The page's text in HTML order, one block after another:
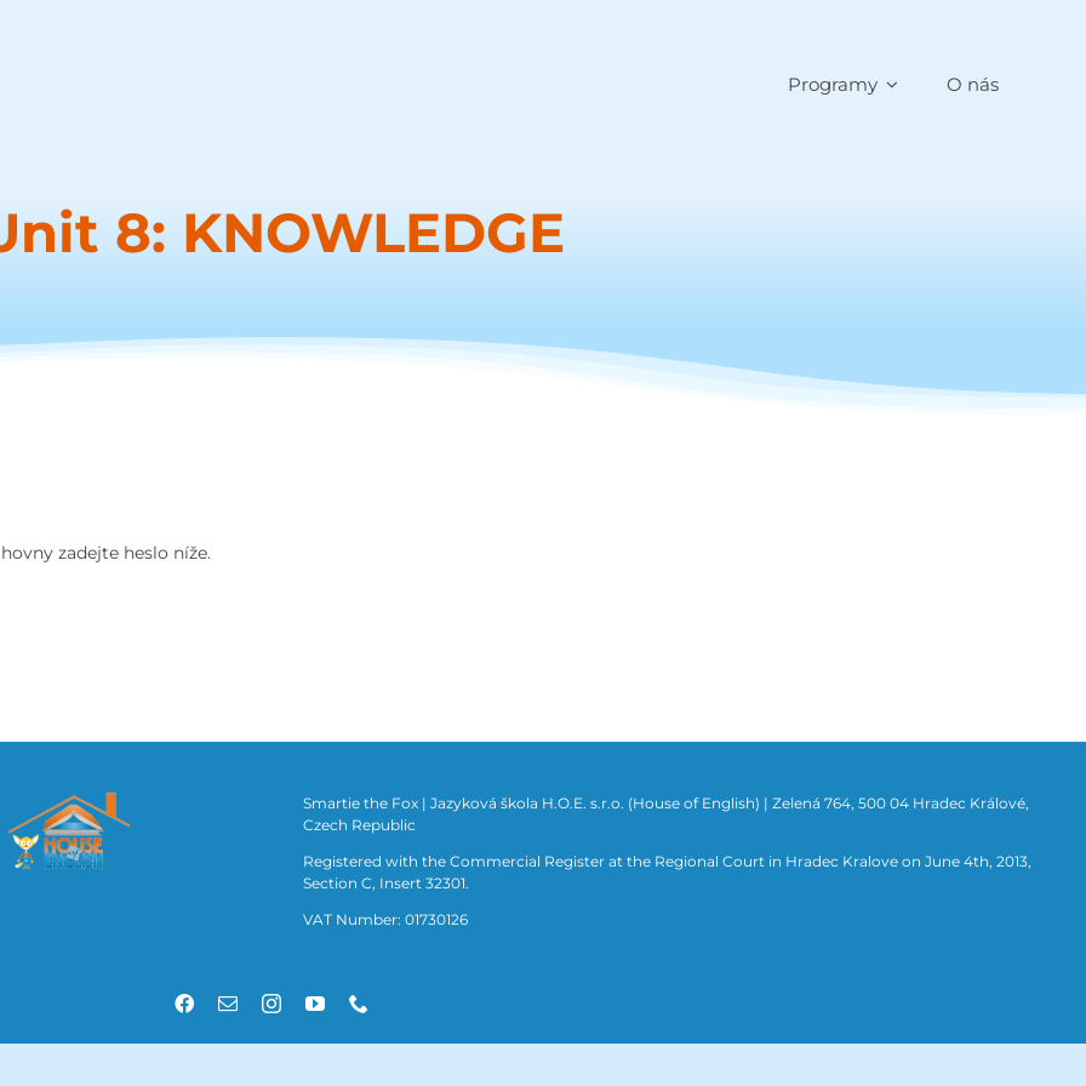
Programy O nás
8: KNOWLEDGE
zadejte heslo níže.
Smartie the Fox | Jazyková škola H.O.E. s.r.o. (House of English) | Zelená 764, 500 04 Hradec Králové,
Czech Republic
Registered with the Commercial Register at the Regional Court in Hradec Kralove on June 4th, 2013,
Section C, Insert 32301.
VAT Number: 01730126